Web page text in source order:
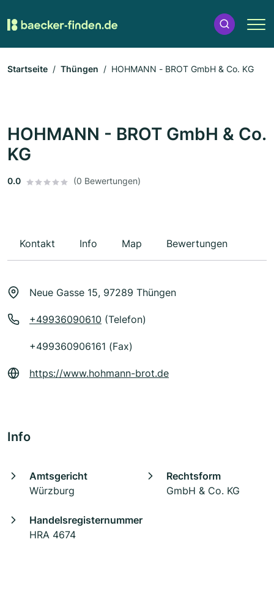
Startseite Thüngen HOHMANN - BROT GmbH & Co. KG
HOHMANN - BROT GmbH & Co.
KG
0.0 (0 Bewertungen)
Kontakt Info Map Bewertungen
Neue Gasse 15, 97289 Thüngen
+49936090610 (Telefon)
+499360906161 (Fax)
https://www.hohmann-brot.de
Info
Amtsgericht
Würzburg
Rechtsform
GmbH & Co. KG
Handelsregisternummer
HRA 4674